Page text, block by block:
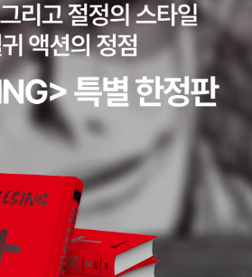
는 확장 가능한 시스템을 제공한다. 플
메커니즘을 설명하는 다른 책과 달리,
가지는 플러그인을 생성하는 방법과
에서 OSGi 서비스를 사용하는 방법
니즘을 다룬다. 이 책은 독자가 이미 이
친숙하고 팩트 출판사에서 출간된 『이클
출판, 2013년)에서 다룬 내용을 모두
했다. 이 책을 읽고 나면 이클립스 확장
모두에 대해 확장 가능한 플러그인